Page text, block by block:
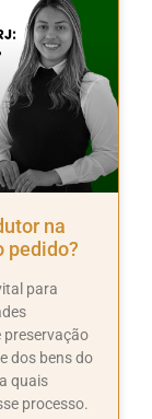
na
pedido?
para
dos bens do
quais
processo.